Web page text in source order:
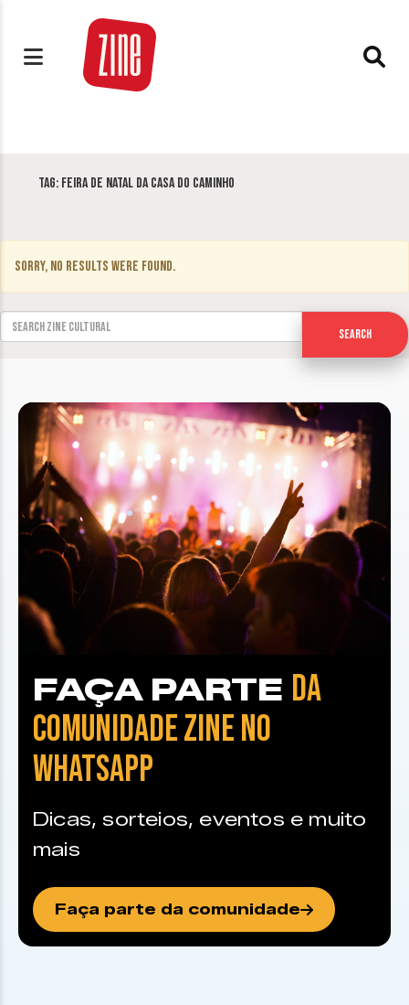
Tag: Feira de Natal da Casa do Caminho
Sorry, no results were found.
Search for:
Search
FAÇA PARTE DA
COMUNIDADE ZINE NO
WHATSAPP
Dicas, sorteios, eventos e muito
mais
Faça parte da comunidade